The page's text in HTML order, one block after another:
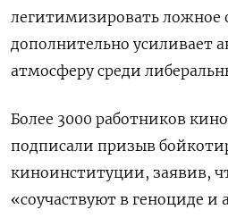
легитимизировать ложное
дополнительно усиливает
атмосферу среди
Более 3000 работников
подписали призыв
киноинституции, заявив,
«соучаствуют в геноциде и